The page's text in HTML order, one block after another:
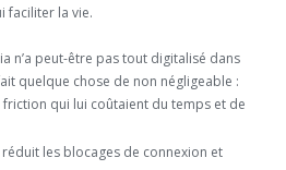
faciliter la vie.
n’a peut-être pas tout digitalisé dans
quelque chose de non négligeable :
qui lui coûtaient du temps et de
réduit les blocages de connexion et